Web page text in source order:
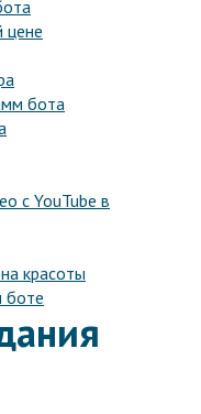
цене
бота
с YouTube в
красоты
боте